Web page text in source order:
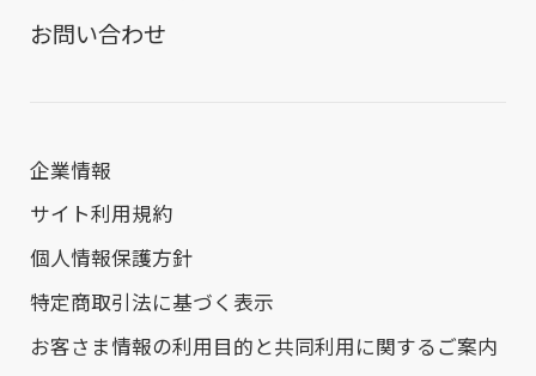
お問い合わせ
企業情報
サイト利用規約
個人情報保護方針
特定商取引法に基づく表示
お客さま情報の利用目的と共同利用に関するご案内